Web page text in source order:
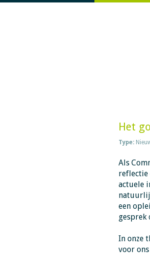
Het
Type:
Als
reflectie
actuele
een
gesprek
In onze
voor